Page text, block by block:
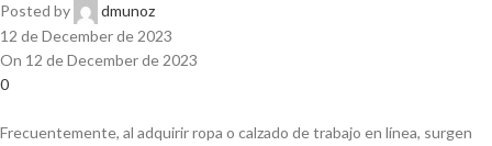
Posted by
dmunoz
12 de December de 2023
On 12 de December de 2023
0
Frecuentemente, al adquirir ropa o calzado de trabajo en línea, surgen